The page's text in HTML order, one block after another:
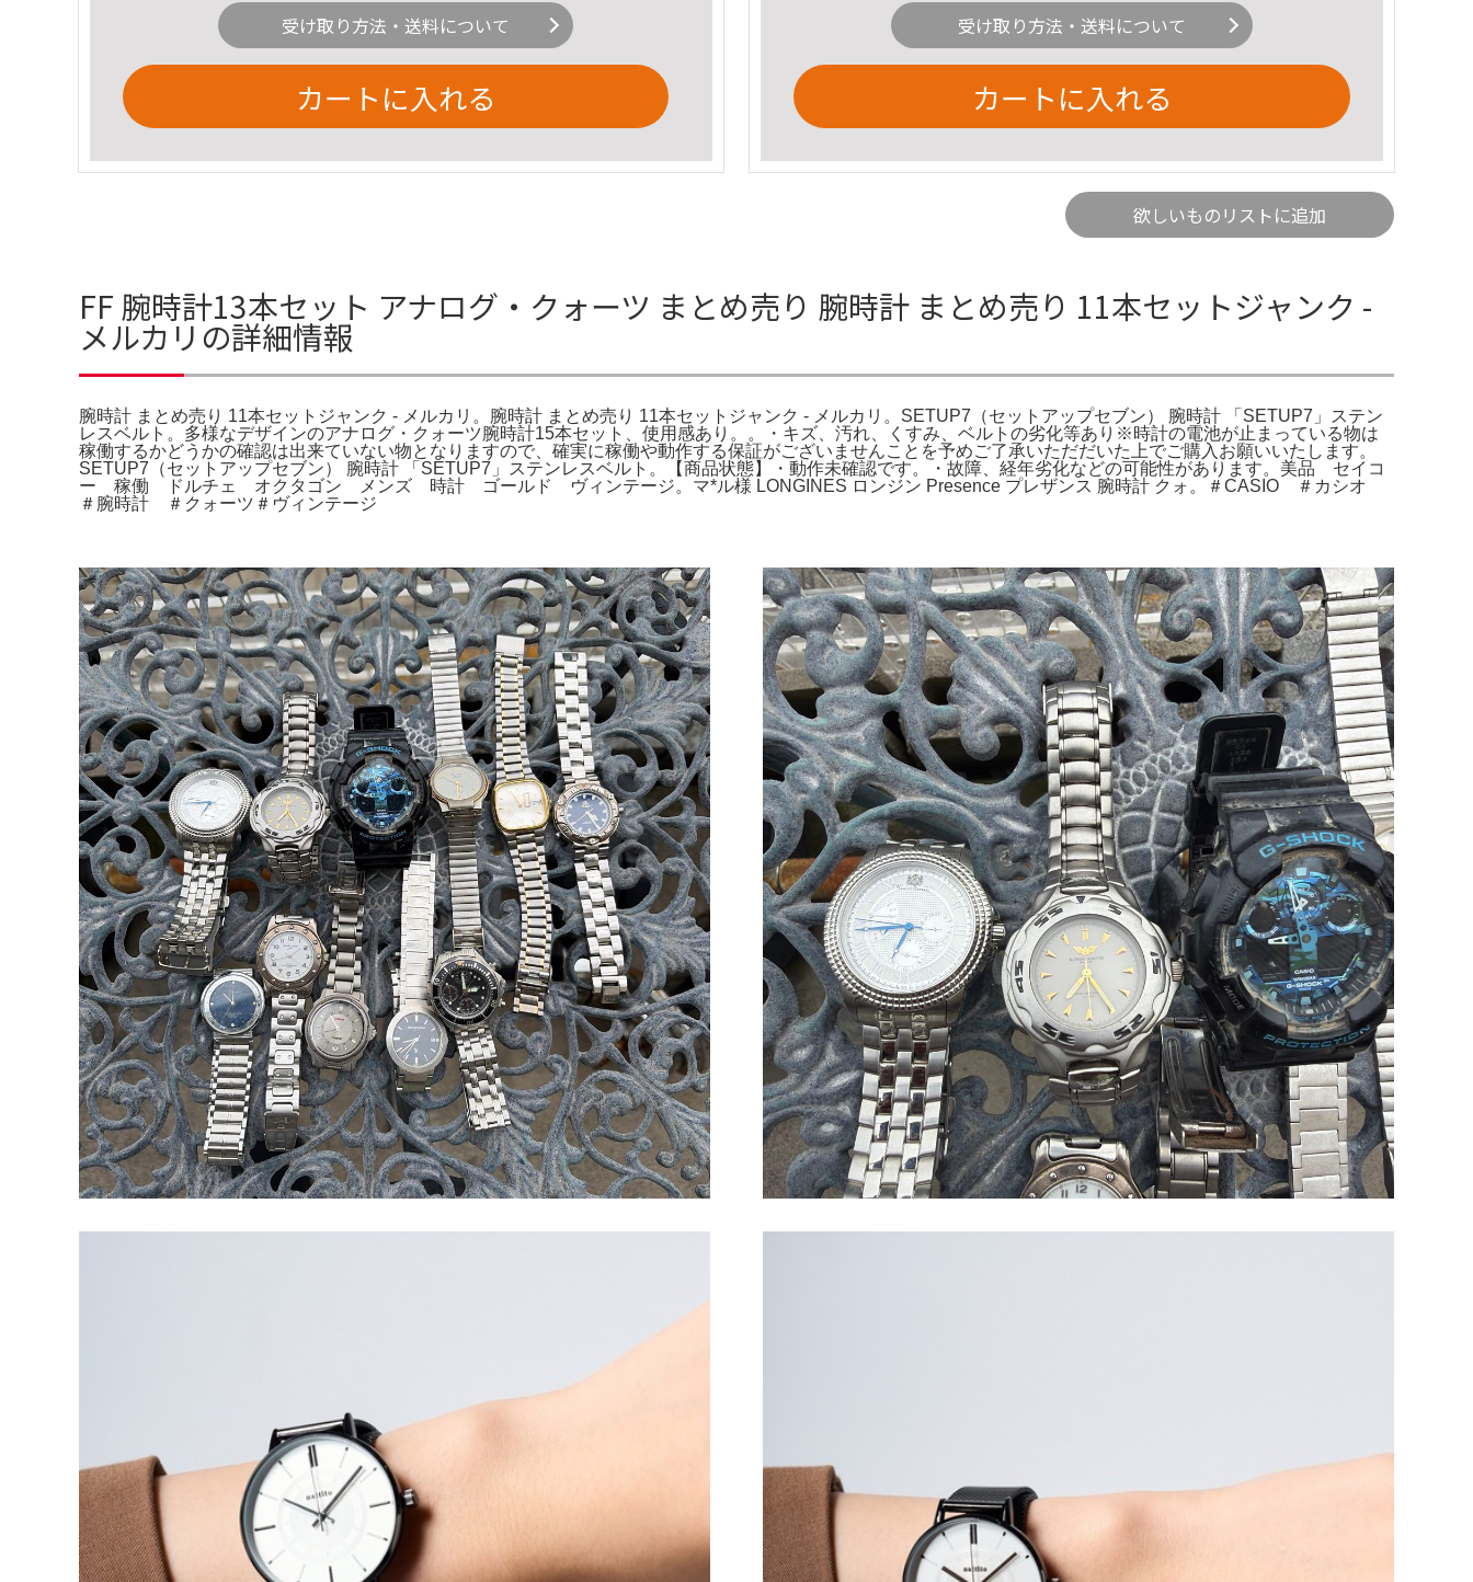
受け取り方法・送料について
カートに入れる
受け取り方法・送料について
カートに入れる
欲しいものリストに追加
FF 腕時計13本セット アナログ・クォーツ まとめ売り 腕時計 まとめ売り 11本セットジャンク -
メルカリの詳細情報
腕時計 まとめ売り 11本セットジャンク - メルカリ。腕時計 まとめ売り 11本セットジャンク - メルカリ。SETUP7（セットアップセブン） 腕時計 「SETUP7」ステン
レスベルト。多様なデザインのアナログ・クォーツ腕時計15本セット、使用感あり。。・キズ、汚れ、くすみ、ベルトの劣化等あり※時計の電池が止まっている物は
稼働するかどうかの確認は出来ていない物となりますので、確実に稼働や動作する保証がございませんことを予めご了承いただだいた上でご購入お願いいたします。
SETUP7（セットアップセブン） 腕時計 「SETUP7」ステンレスベルト。【商品状態】・動作未確認です。・故障、経年劣化などの可能性があります。美品 セイコ
ー 稼働 ドルチェ オクタゴン メンズ 時計 ゴールド ヴィンテージ。マ*ル様 LONGINES ロンジン Presence プレザンス 腕時計 クォ。＃CASIO ＃カシオ
＃腕時計 ＃クォーツ＃ヴィンテージ